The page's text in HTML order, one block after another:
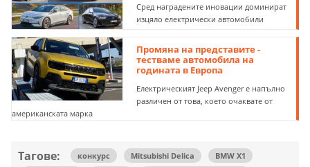
Сред наградените иновации доминират
изцяло електрически автомобили
Промяна на представите -
тестваме автомобила на
годината в Европа
Електрическият Jeep Avenger е напълно
различен от това, което очаквате от
американската марка
Тагове: конкурс Mitsubishi Delica
BMW X1